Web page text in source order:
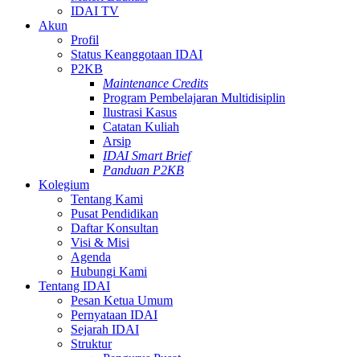
IDAI TV
Akun
Profil
Status Keanggotaan IDAI
P2KB
Maintenance Credits
Program Pembelajaran Multidisiplin
Ilustrasi Kasus
Catatan Kuliah
Arsip
IDAI Smart Brief
Panduan P2KB
Kolegium
Tentang Kami
Pusat Pendidikan
Daftar Konsultan
Visi & Misi
Agenda
Hubungi Kami
Tentang IDAI
Pesan Ketua Umum
Pernyataan IDAI
Sejarah IDAI
Struktur